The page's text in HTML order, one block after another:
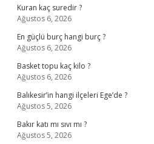
Kuran kaç suredir ?
Ağustos 6, 2026
En güçlü burç hangi burç ?
Ağustos 6, 2026
Basket topu kaç kilo ?
Ağustos 6, 2026
Balıkesir’in hangi ilçeleri Ege’de ?
Ağustos 5, 2026
Bakır katı mı sıvı mı ?
Ağustos 5, 2026